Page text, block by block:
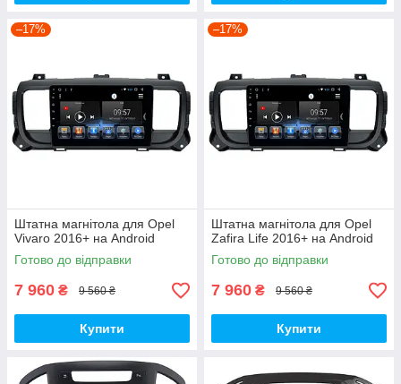
–17%
Штатна магнітола для Opel
Vivaro 2016+ на Android
Готово до відправки
7 960 ₴ 9 560 ₴
Купити
–17%
Штатна магнітола для Opel
Zafira Life 2016+ на Android
Готово до відправки
7 960 ₴ 9 560 ₴
Купити